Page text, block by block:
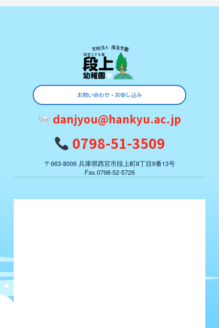
お問い合わせ・お申し込み
danjyou@hankyu.ac.jp
0798-51-3509
〒663-8006 兵庫県西宮市段上町8丁目9番13号
Fax.0798-52-5726